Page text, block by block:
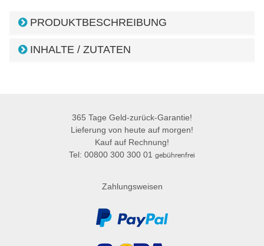
PRODUKTBESCHREIBUNG
INHALTE / ZUTATEN
365 Tage Geld-zurück-Garantie!
Lieferung von heute auf morgen!
Kauf auf Rechnung!
Tel: 00800 300 300 01 gebührenfrei
Zahlungsweisen